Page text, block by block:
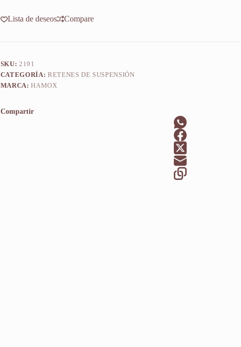
Lista de deseos Compare
SKU:2191
CATEGORÍA: RETENES DE SUSPENSIÓN
MARCA:HAMOX
Compartir